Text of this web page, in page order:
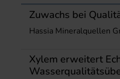
Zuwachs bei
Hassia Mineralquellen
Xylem erweitert